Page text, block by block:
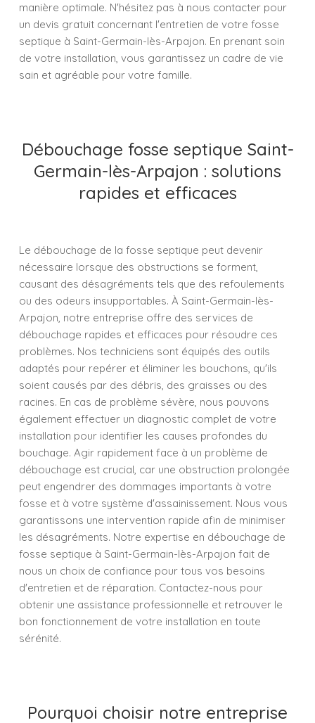
manière optimale. N'hésitez pas à nous contacter pour
un devis gratuit concernant l'entretien de votre fosse
septique à Saint-Germain-lès-Arpajon. En prenant soin
de votre installation, vous garantissez un cadre de vie
sain et agréable pour votre famille.
Débouchage fosse septique Saint-
Germain-lès-Arpajon : solutions
rapides et efficaces
Le débouchage de la fosse septique peut devenir
nécessaire lorsque des obstructions se forment,
causant des désagréments tels que des refoulements
ou des odeurs insupportables. À Saint-Germain-lès-
Arpajon, notre entreprise offre des services de
débouchage rapides et efficaces pour résoudre ces
problèmes. Nos techniciens sont équipés des outils
adaptés pour repérer et éliminer les bouchons, qu'ils
soient causés par des débris, des graisses ou des
racines. En cas de problème sévère, nous pouvons
également effectuer un diagnostic complet de votre
installation pour identifier les causes profondes du
bouchage. Agir rapidement face à un problème de
débouchage est crucial, car une obstruction prolongée
peut engendrer des dommages importants à votre
fosse et à votre système d'assainissement. Nous vous
garantissons une intervention rapide afin de minimiser
les désagréments. Notre expertise en débouchage de
fosse septique à Saint-Germain-lès-Arpajon fait de
nous un choix de confiance pour tous vos besoins
d'entretien et de réparation. Contactez-nous pour
obtenir une assistance professionnelle et retrouver le
bon fonctionnement de votre installation en toute
sérénité.
Pourquoi choisir notre entreprise